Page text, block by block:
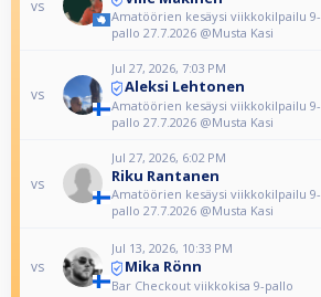
vs
Amatöörien kesäysi viikkokilpailu 9-
pallo 27.7.2026 @Musta Kasi
vs
Jul 27, 2026, 7:03 PM
Aleksi Lehtonen
Amatöörien kesäysi viikkokilpailu 9-
pallo 27.7.2026 @Musta Kasi
vs
Jul 27, 2026, 6:02 PM
Riku Rantanen
Amatöörien kesäysi viikkokilpailu 9-
pallo 27.7.2026 @Musta Kasi
vs
Jul 13, 2026, 10:33 PM
Mika Rönn
Bar Checkout viikkokisa 9-pallo